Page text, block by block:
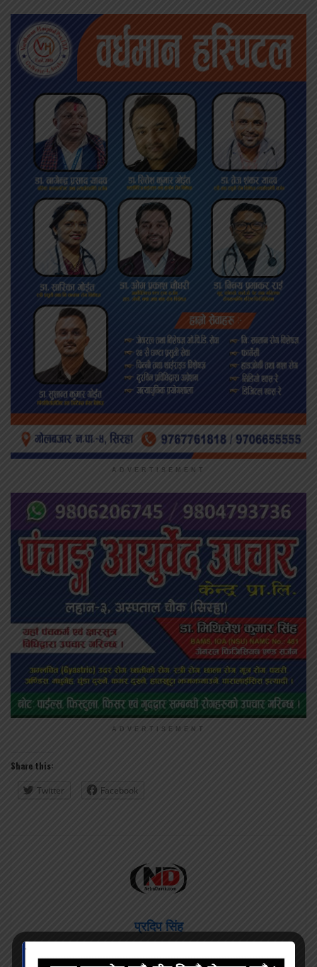
ADVERTISEMENT
ADVERTISEMENT
Share this:
Twitter Facebook
प्रदिप सिंह